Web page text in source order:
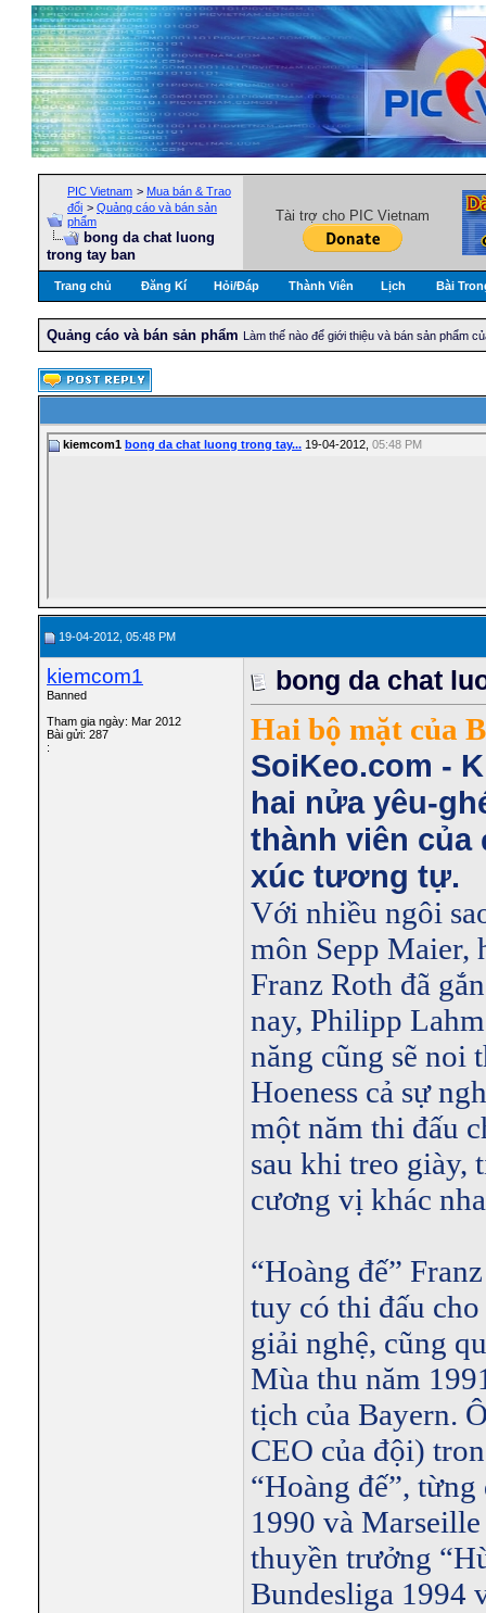
PIC Vietnam > Mua bán & Trao
đổi > Quảng cáo và bán sản
phẩm
bong da chat luong
trong tay ban
Tài trợ cho PIC Vietnam
Trang chủ Đăng Kí Hỏi/Ðáp Thành Viên Lịch Bài
Quảng cáo và bán sản phẩm Làm thế nào để giới thiệu và bán sản phẩm
kiemcom1 bong da chat luong trong tay... 19-04-2012, 05:48 PM
19-04-2012, 05:48 PM
kiemcom1
Banned
Tham gia ngày: Mar 2012
Bài gửi: 287
:
bong da chat
Hai bộ mặt của
SoiKeo.com -
hai nửa yêu-
thành viên của
xúc tương tự.
Với nhiều ngôi
môn Sepp Maier,
Franz Roth đã
nay, Philipp
năng cũng sẽ noi
Hoeness cả sự
một năm thi đấu
sau khi treo giày,
cương vị khác
“Hoàng đế”
tuy có thi đấu
giải nghệ, cũng
Mùa thu năm
tịch của Bayern.
CEO của đội)
“Hoàng đế”,
1990 và
thuyền trưởng
Bundesliga 1994